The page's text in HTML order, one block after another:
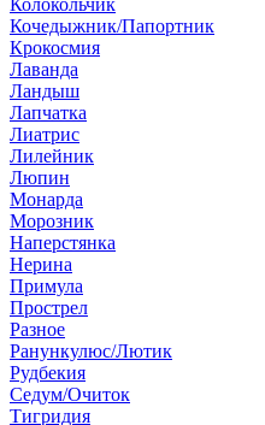
Колокольчик
Кочедыжник/Папортник
Крокосмия
Лаванда
Ландыш
Лапчатка
Лиатрис
Лилейник
Люпин
Монарда
Морозник
Наперстянка
Нерина
Примула
Прострел
Разное
Ранункулюс/Лютик
Рудбекия
Седум/Очиток
Тигридия